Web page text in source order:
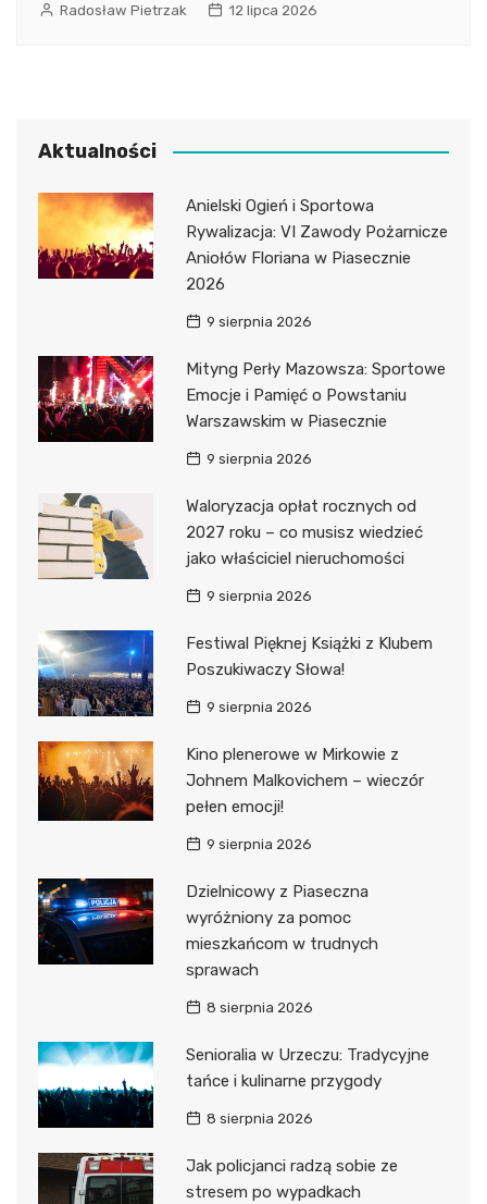
Radosław Pietrzak 12 lipca 2026
Aktualności
Anielski Ogień i Sportowa
Rywalizacja: VI Zawody Pożarnicze
Aniołów Floriana w Piasecznie
2026
9 sierpnia 2026
Mityng Perły Mazowsza: Sportowe
Emocje i Pamięć o Powstaniu
Warszawskim w Piasecznie
9 sierpnia 2026
Waloryzacja opłat rocznych od
2027 roku – co musisz wiedzieć
jako właściciel nieruchomości
9 sierpnia 2026
Festiwal Pięknej Książki z Klubem
Poszukiwaczy Słowa!
9 sierpnia 2026
Kino plenerowe w Mirkowie z
Johnem Malkovichem – wieczór
pełen emocji!
9 sierpnia 2026
Dzielnicowy z Piaseczna
wyróżniony za pomoc
mieszkańcom w trudnych
sprawach
8 sierpnia 2026
Senioralia w Urzeczu: Tradycyjne
tańce i kulinarne przygody
8 sierpnia 2026
Jak policjanci radzą sobie ze
stresem po wypadkach